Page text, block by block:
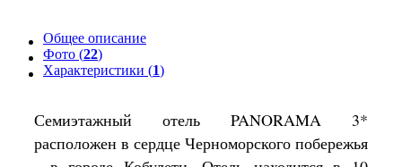
Общее описание
Фото (22)
Характеристики (1)
Семиэтажный отель PANORAMA 3*
расположен в сердце Черноморского побережья